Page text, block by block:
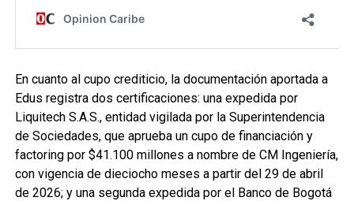
En cuanto al cupo crediticio, la documentación aportada a
Edus registra dos certificaciones: una expedida por
Liquitech S.A.S., entidad vigilada por la Superintendencia
de Sociedades, que aprueba un cupo de financiación y
factoring por $41.100 millones a nombre de CM Ingeniería,
con vigencia de dieciocho meses a partir del 29 de abril
de 2026; y una segunda expedida por el Banco de Bogotá